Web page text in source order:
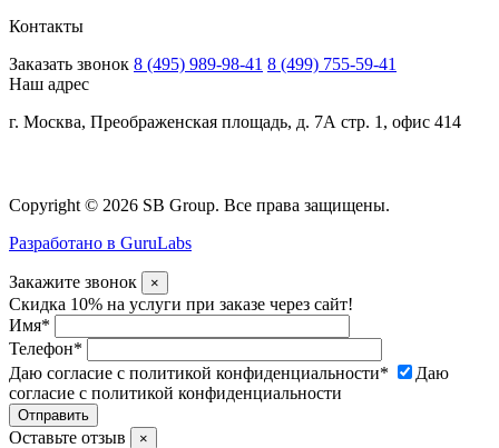
Контакты
Заказать звонок 8 (495) 989-98-41 8 (499) 755-59-41
Наш адрес
г. Москва, Преображенская площадь, д. 7А стр. 1, офис 414
Copyright © 2026 SB Group. Все права защищены.
Разработано в GuruLabs
Закажите звонок ×
Скидка 10% на услуги при заказе через сайт!
Имя*
Телефон*
Даю согласие с политикой конфиденциальности*
Даю
согласие с политикой конфиденциальности
Оставьте отзыв ×